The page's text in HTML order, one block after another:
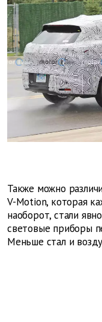
Также можно
V-Motion, которая
наоборот, стали
световые приборы
Меньше стал и